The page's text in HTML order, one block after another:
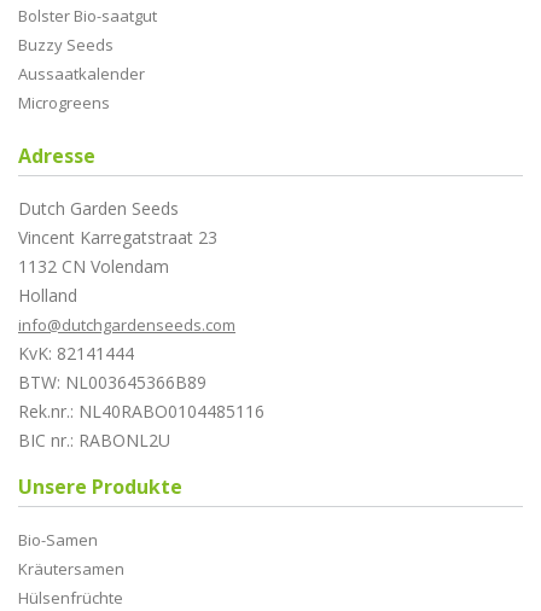
Bolster Bio-saatgut
Buzzy Seeds
Aussaatkalender
Microgreens
Adresse
Dutch Garden Seeds
Vincent Karregatstraat 23
1132 CN Volendam
Holland
info@dutchgardenseeds.com
KvK: 82141444
BTW: NL003645366B89
Rek.nr.: NL40RABO0104485116
BIC nr.: RABONL2U
Unsere Produkte
Bio-Samen
Kräutersamen
Hülsenfrüchte